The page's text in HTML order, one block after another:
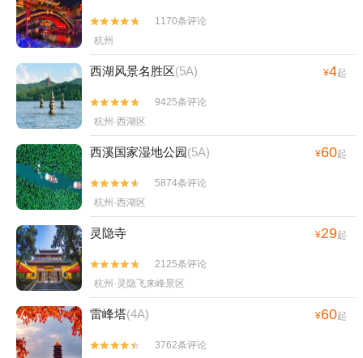


1170条评论
杭州
西湖风景名胜区(5A) ¥4起


9425条评论
杭州·西湖区
西溪国家湿地公园(5A) ¥60起


5874条评论
杭州·西湖区
灵隐寺 ¥29起


2125条评论
杭州·灵隐飞来峰景区
雷峰塔(4A) ¥60起

 3762条评论